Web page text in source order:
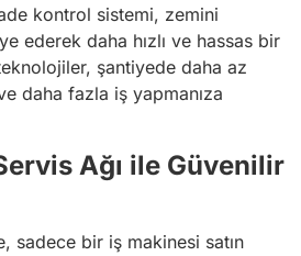
kontrol sistemi, zemini
ederek daha hızlı ve hassas bir
şantiyede daha az
daha fazla iş yapmanıza
Ağı ile Güvenilir
sadece bir iş makinesi satın